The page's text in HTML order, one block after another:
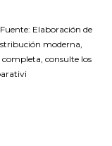
Elaboración de
moderna,
consulte los